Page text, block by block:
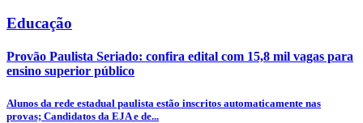
Educação
Provão Paulista Seriado: confira edital com 15,8 mil vagas para
ensino superior público
Alunos da rede estadual paulista estão inscritos automaticamente nas
provas; Candidatos da EJA e de...